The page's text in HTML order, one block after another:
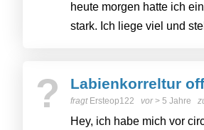
heute morgen hatte ich
stark. Ich liege viel und
? Labienkorreltur
fragt Ersteop122 vor> 5 Jahre
Hey, ich habe mich vor